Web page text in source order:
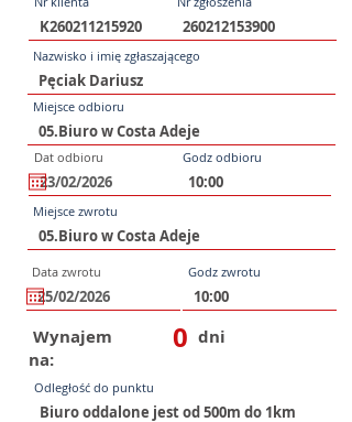
Nazwisko i imię zgłaszającego
Miejsce odbioru
Dat odbioru Godz odbioru
Miejsce zwrotu
Data zwrotu Godz zwrotu
Wynajem
na:
0 dni
Odległość do punktu